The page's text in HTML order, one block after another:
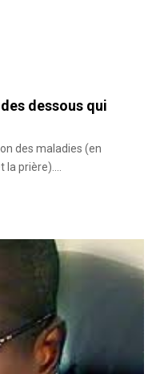
dessous qui
des maladies (en
prière)....